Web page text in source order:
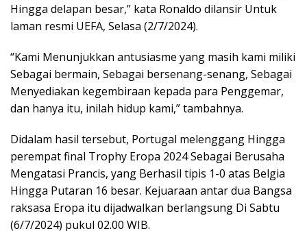
Hingga delapan besar,” kata Ronaldo dilansir Untuk
laman resmi UEFA, Selasa (2/7/2024).
“Kami Menunjukkan antusiasme yang masih kami miliki
Sebagai bermain, Sebagai bersenang-senang, Sebagai
Menyediakan kegembiraan kepada para Penggemar,
dan hanya itu, inilah hidup kami,” tambahnya.
Didalam hasil tersebut, Portugal melenggang Hingga
perempat final Trophy Eropa 2024 Sebagai Berusaha
Mengatasi Prancis, yang Berhasil tipis 1-0 atas Belgia
Hingga Putaran 16 besar. Kejuaraan antar dua Bangsa
raksasa Eropa itu dijadwalkan berlangsung Di Sabtu
(6/7/2024) pukul 02.00 WIB.